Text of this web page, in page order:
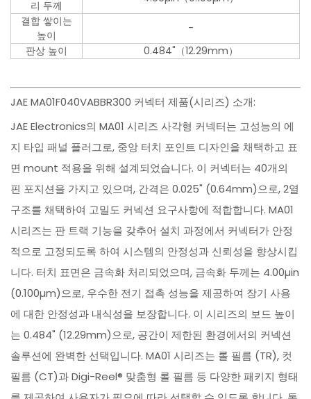
리 두께
결합 쌓이는
높이
-
판상 높이
0.484"（12.29mm）
JAE MA01F040VABBR300 커넥터 제품(시리즈) 소개:
JAE Electronics의 MA01 시리즈 사각형 커넥터는 고성능의 에
지 타입 패널 플러그로, 중앙 터치 포인트 디자인을 채택하고 표
면 mount 적용을 위해 설계되었습니다. 이 커넥터는 40개의
핀 포지션을 가지고 있으며, 간격은 0.025" (0.64mm)으로, 2열
구조를 채택하여 고밀도 커넥션 요구사항에 적합합니다. MA01
시리즈는 판 트랙 기능을 갖추어 설치 과정에서 커넥터가 안정
적으로 고정되도록 하여 시스템의 안정성과 신뢰성을 향상시킵
니다. 터치 표면은 금속화 처리되었으며, 금속화 두께는 4.00µin
(0.100µm)으로, 우수한 전기 접촉 성능을 제공하여 장기 사용
에 대한 안정성과 내식성을 보장합니다. 이 시리즈의 보드 높이
는 0.484" (12.29mm)으로, 공간이 제한된 환경에서의 커넥션
솔루션에 완벽한 선택입니다. MA01 시리즈는 롤 필름 (TR), 컷
필름 (CT)과 Digi-Reel® 맞춤형 롤 필름 등 다양한 패키지 형태